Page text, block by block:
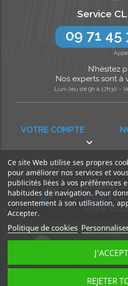
VOTRE COMPTE

Service
09 71 45
N’hésitez
Nos experts sont à
Lun-Jeu de 9h à 17h30 -
Demande
Simple &
Découvrez
Accédez à
Ce site Web utilise ses propres
pour améliorer nos services et
publicités liées à vos préférences
habitudes de navigation. Pour
consentement à son utilisation,
Accepter.
Politique de cookies
REJETER